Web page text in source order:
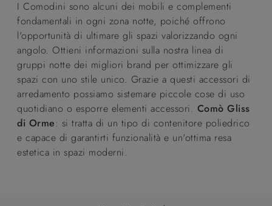
I Comodini sono alcuni dei mobili e complementi
fondamentali in ogni zona notte, poiché offrono
l'opportunità di ultimare gli spazi valorizzando ogni
angolo. Ottieni informazioni sulla nostra linea di
gruppi notte dei migliori brand per ottimizzare gli
spazi con uno stile unico. Grazie a questi accessori di
arredamento possiamo sistemare piccole cose di uso
quotidiano o esporre elementi accessori. Comò Gliss
di Orme: si tratta di un tipo di contenitore poliedrico
e capace di garantirti funzionalità e un'ottima resa
estetica in spazi moderni.